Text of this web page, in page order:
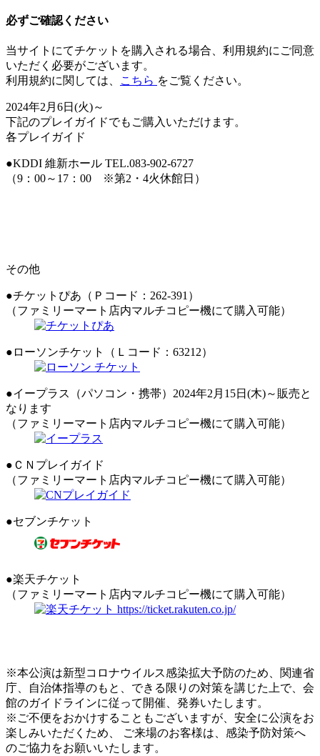
必ずご確認ください
当サイトにてチケットを購入される場合、 利用規約にご同意
いただく必要がございます。
利用規約に関しては、
こちら をご覧ください。
2024年2月6日(火)～
下記のプレイガイドでもご購入いただけます。
各プレイガイド
●KDDI 維新ホール TEL.083-902-6727
（9：00～17：00 ※第2・4火休館日）
その他
●チケットぴあ（Ｐコード：262-391）
（ファミリーマート店内マルチコピー機にて購入可能）
●ローソンチケット（Ｌコード：63212）
●イープラス（パソコン・携帯）2024年2月15日(木)～販売と
なります
（ファミリーマート店内マルチコピー機にて購入可能）
●ＣＮプレイガイド
（ファミリーマート店内マルチコピー機にて購入可能）
●セブンチケット
●楽天チケット
（ファミリーマート店内マルチコピー機にて購入可能）
※本公演は新型コロナウイルス感染拡大予防のため、関連省
庁、自治体指導のもと、できる限りの対策を講じた上で、会
館のガイドラインに従って開催、発券いたします。
※ご不便をおかけすることもございますが、安全に公演をお
楽しみいただくため、 ご来場のお客様は、感染予防対策へ
のご協力をお願いいたします。